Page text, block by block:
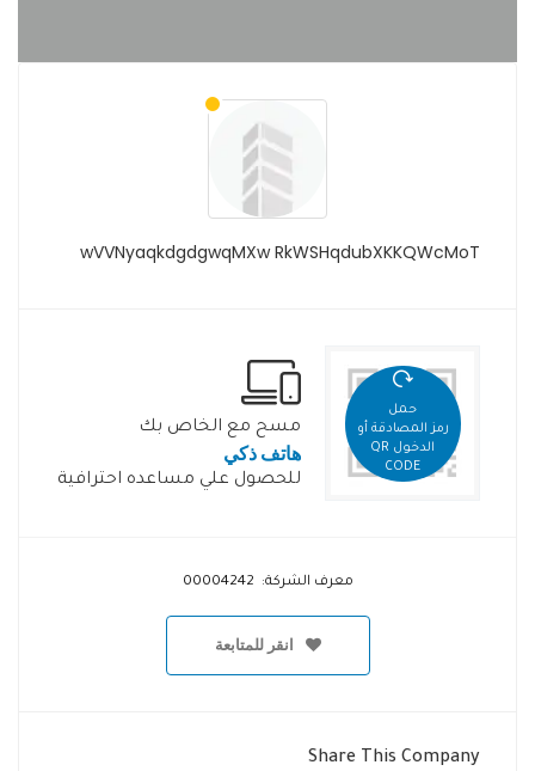
wVVNyaqkdgdgwqMXw RkWSHqdubXKKQWcMoT
حمل
رمز المصادقة أو
الدخول QR
CODE
مسح مع الخاص بك
هاتف ذكي
للحصول علي مساعده احترافية
معرف الشركة: 00004242
انقر للمتابعة
Share This Company